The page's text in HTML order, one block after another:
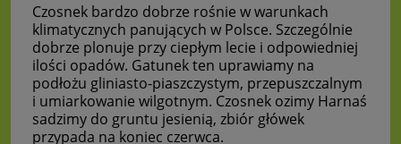
Czosnek bardzo dobrze rośnie w warunkach
klimatycznych panujących w Polsce. Szczególnie
dobrze plonuje przy ciepłym lecie i odpowiedniej
ilości opadów. Gatunek ten uprawiamy na
podłożu gliniasto-piaszczystym, przepuszczalnym
i umiarkowanie wilgotnym. Czosnek ozimy Harnaś
sadzimy do gruntu jesienią, zbiór główek
przypada na koniec czerwca.